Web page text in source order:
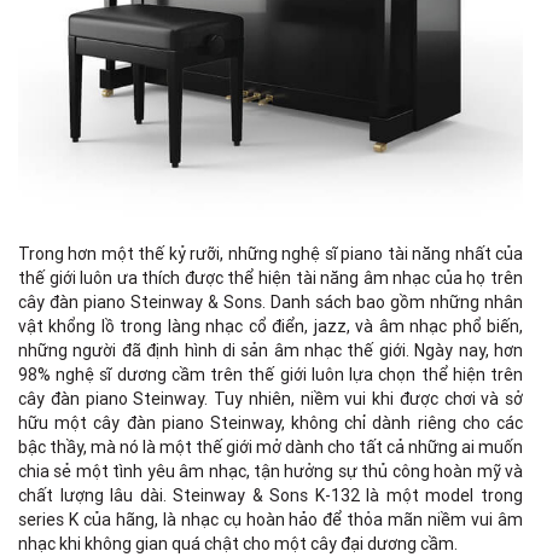
Trong hơn một thế kỷ rưỡi, những nghệ sĩ piano tài năng nhất của
thế giới luôn ưa thích được thể hiện tài năng âm nhạc của họ trên
cây đàn piano Steinway & Sons. Danh sách bao gồm những nhân
vật khổng lồ trong làng nhạc cổ điển, jazz, và âm nhạc phổ biến,
những người đã định hình di sản âm nhạc thế giới. Ngày nay, hơn
98% nghệ sĩ dương cầm trên thế giới luôn lựa chọn thể hiện trên
cây đàn piano Steinway. Tuy nhiên, niềm vui khi được chơi và sở
hữu một cây đàn piano Steinway, không chỉ dành riêng cho các
bậc thầy, mà nó là một thế giới mở dành cho tất cả những ai muốn
chia sẻ một tình yêu âm nhạc, tận hưởng sự thủ công hoàn mỹ và
chất lượng lâu dài. Steinway & Sons K-132 là một model trong
series K của hãng, là nhạc cụ hoàn hảo để thỏa mãn niềm vui âm
nhạc khi không gian quá chật cho một cây đại dương cầm.